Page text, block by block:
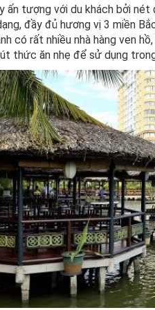
ấn tượng với du khách bởi
đầy đủ hương vị 3 miền
có rất nhiều nhà hàng ven
thức ăn nhẹ để sử dụng